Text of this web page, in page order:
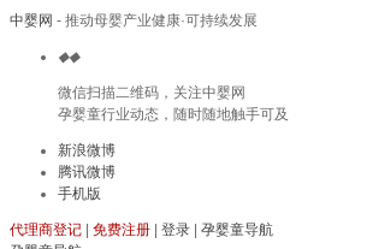
中婴网 - 推动母婴产业健康·可持续发展
◆◆
微信扫描二维码，关注中婴网
孕婴童行业动态，随时随地触手可及
新浪微博
腾讯微博
手机版
代理商登记 免费注册 登录
孕婴童导航